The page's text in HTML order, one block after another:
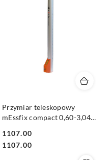
Przymiar teleskopowy
mEssfix compact 0,60-3,04m
Cena:
1107.00
Cena:
1107.00